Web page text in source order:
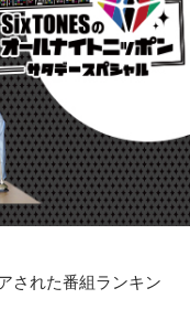
来週もお楽しみ
ぜひ。
超えており、トゥル
アーティストのひと
もSpotifyで50億回を
心に響いているか
そしてアコースティ
ありながら時代を超
ようなアーティスト
見つけてみると良さ
ットしてみるとい
して、気持ちを軽く
良いサインとなりそ
された番組ランキン